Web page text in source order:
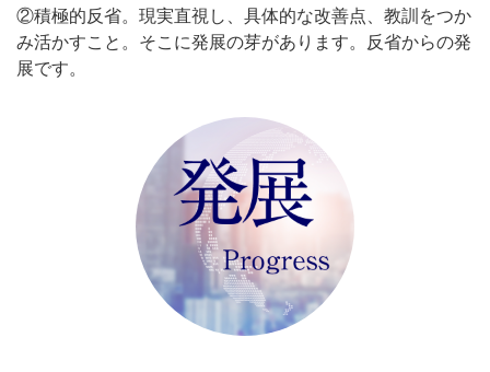
②積極的反省。現実直視し、具体的な改善点、教訓をつか
み活かすこと。そこに発展の芽があります。反省からの発
展です。